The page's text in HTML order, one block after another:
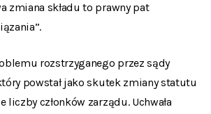
zmiana składu to prawny pat
rozstrzyganego przez sądy
powstał jako skutek zmiany statutu
liczby członków zarządu. Uchwała